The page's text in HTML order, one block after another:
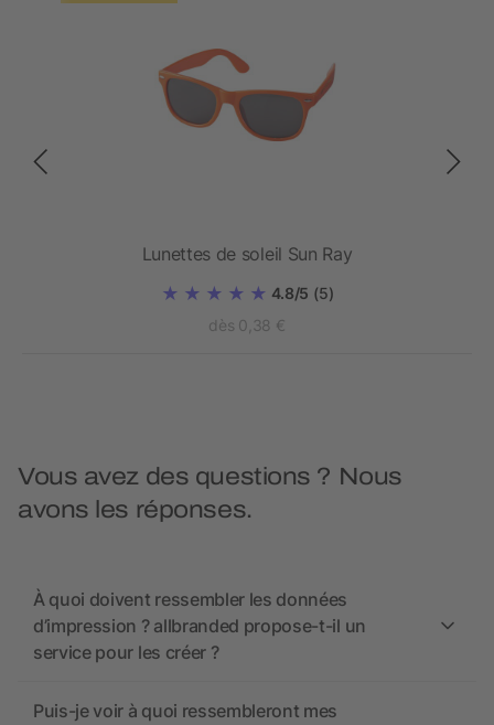
Lunettes de soleil Sun Ray
4.8/5 (5)
dès 0,38 €
Vous avez des questions ? Nous
avons les réponses.
À quoi doivent ressembler les données
d’impression ? allbranded propose-t-il un
service pour les créer ?
Puis-je voir à quoi ressembleront mes